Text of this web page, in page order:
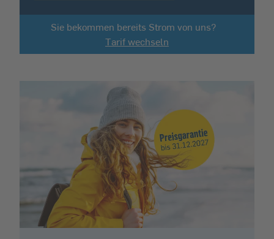
Sie bekommen bereits Strom von uns?
Tarif wechseln